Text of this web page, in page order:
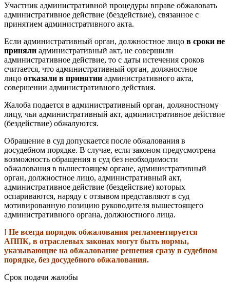
Участник административной процедуры вправе обжаловать
административное действие (бездействие), связанное с
принятием административного акта.
Если административный орган, должностное лицо в сроки не
приняли административный акт, не совершили
административное действие, то с даты истечения сроков
считается, что административный орган, должностное
лицо отказали в принятии административного акта,
совершении административного действия.
Жалоба подается в административный орган, должностному
лицу, чьи административный акт, административное действие
(бездействие) обжалуются.
Обращение в суд допускается после обжалования в
досудебном порядке. В случае, если законом предусмотрена
возможность обращения в суд без необходимости
обжалования в вышестоящем органе, административный
орган, должностное лицо, административный акт,
административное действие (бездействие) которых
оспариваются, наряду с отзывом представляют в суд
мотивированную позицию руководителя вышестоящего
административного органа, должностного лица.
! Не всегда порядок обжалования регламентируется
АППК, в отраслевых законах могут быть нормы,
указывающие на обжалование решения сразу в судебном
порядке, без досудебного обжалования.
Срок подачи жалобы